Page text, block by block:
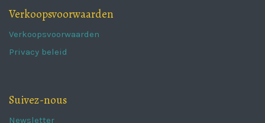
Verkoopsvoorwaarden
Verkoopsvoorwaarden
Privacy beleid
Suivez-nous
Newsletter